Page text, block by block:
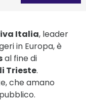
Italia, leader
in Europa, è
al fine di
Trieste.
che amano